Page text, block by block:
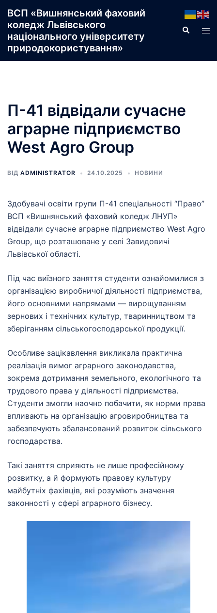
до
вмісту
ВСП «Вишнянський фаховий
коледж Львівського
національного університету
природокористування»
Пошук
П-41 відвідали сучасне
аграрне підприємство
West Agro Group
ВІД ADMINISTRATOR 24.10.2025 НОВИНИ
Здобувачі освіти групи П-41 спеціальності “Право”
ВСП «Вишнянський фаховий коледж ЛНУП»
відвідали сучасне аграрне підприємство West Agro
Group, що розташоване у селі Завидовичі
Львівської області.
Під час виїзного заняття студенти ознайомилися з
організацією виробничої діяльності підприємства,
його основними напрямами — вирощуванням
зернових і технічних культур, тваринництвом та
зберіганням сільськогосподарської продукції.
Особливе зацікавлення викликала практична
реалізація вимог аграрного законодавства,
зокрема дотримання земельного, екологічного та
трудового права у діяльності підприємства.
Студенти змогли наочно побачити, як норми права
впливають на організацію агровиробництва та
забезпечують збалансований розвиток сільського
господарства.
Такі заняття сприяють не лише професійному
розвитку, а й формують правову культуру
майбутніх фахівців, які розуміють значення
законності у сфері аграрного бізнесу.